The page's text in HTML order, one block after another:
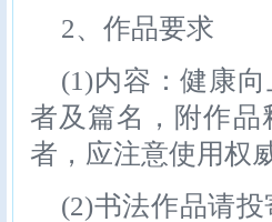
2、作品要求
(1)内容：健康
者及篇名，附作
者，应注意使用权
(2)书法作品请